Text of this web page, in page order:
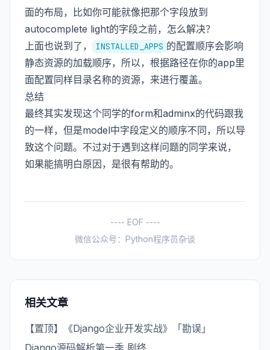
面的布局，比如你可能就像把那个字段放到
autocomplete light的字段之前，怎么解决？
上面也说到了，
INSTALLED_APPS 的配置顺序会影响
静态资源的加载顺序，所以，根据路径在你的app里
面配置同样目录名称的资源，来进行覆盖。
总结
最终其实发现这个同学的form和adminx的代码跟我
的一样，但是model中字段定义的顺序不同，所以导
致这个问题。不过对于遇到这样问题的同学来说，
如果能搞明白原因，是很有帮助的。
---- EOF ----
微信公众号：Python程序员杂谈
相关文章
【置顶】《Django企业开发实战》「勘误」
Django源码解析第一季 剧终